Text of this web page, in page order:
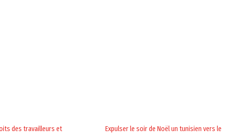
des travailleurs et
Expulser le soir de Noël un tunisien vers le